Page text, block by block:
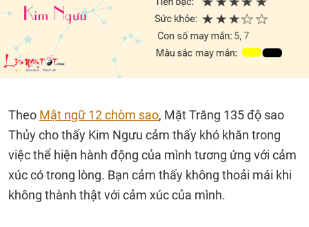
Theo Mật ngữ 12 chòm sao, Mặt Trăng 135 độ sao
Thủy cho thấy Kim Ngưu cảm thấy khó khăn trong
việc thể hiện hành động của mình tương ứng với cảm
xúc có trong lòng. Bạn cảm thấy không thoải mái khi
không thành thật với cảm xúc của mình.